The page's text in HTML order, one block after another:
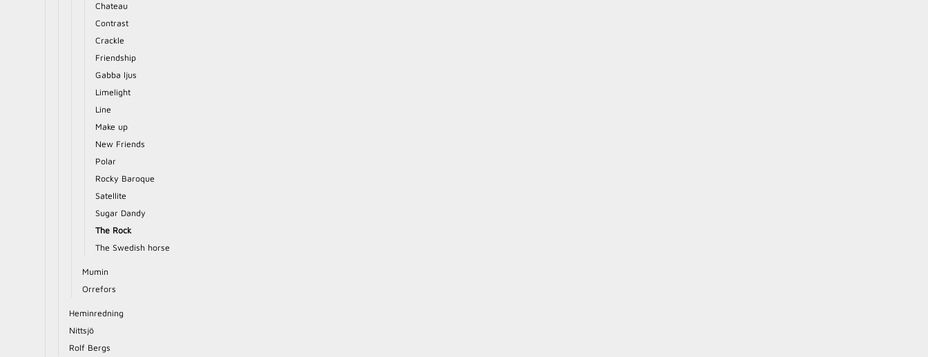
Chateau
Contrast
Crackle
Friendship
Gabba ljus
Limelight
Line
Make up
New Friends
Polar
Rocky Baroque
Satellite
Sugar Dandy
The Rock
The Swedish horse
Mumin
Orrefors
Heminredning
Nittsjö
Rolf Bergs